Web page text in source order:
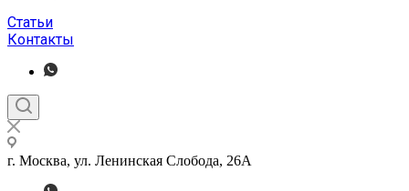
Статьи
Контакты
г. Москва, ул. Ленинская Слобода, 26А